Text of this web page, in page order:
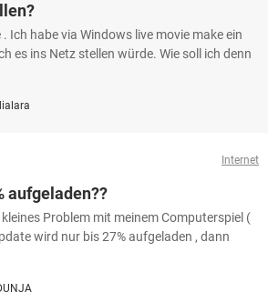
Ich habe via Windows live movie make ein
es ins Netz stellen würde. Wie soll ich denn
Internet
aufgeladen??
Problem mit meinem Computerspiel (
wird nur bis 27% aufgeladen , dann